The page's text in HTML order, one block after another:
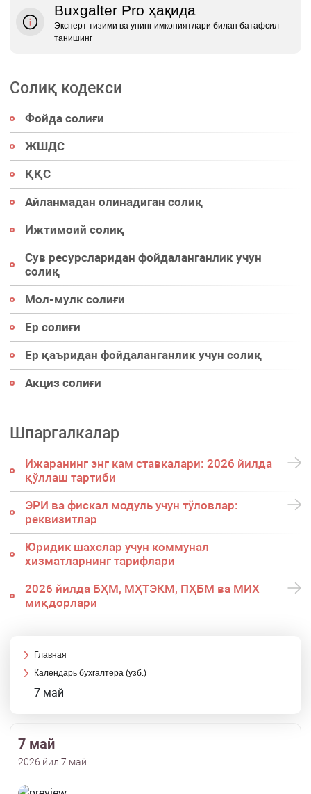
Buxgalter Pro ҳақида
Эксперт тизими ва унинг имкониятлари билан батафсил
танишинг
Солиқ кодекси
Фойда солиғи
ЖШДС
ҚҚС
Айланмадан олинадиган солиқ
Ижтимоий солиқ
Сув ресурсларидан фойдаланганлик учун
солиқ
Мол-мулк солиғи
Ер солиғи
Ер қаъридан фойдаланганлик учун солиқ
Акциз солиғи
Шпаргалкалар
Ижаранинг энг кам ставкалари: 2026 йилда
қўллаш тартиби
ЭРИ ва фискал модуль учун тўловлар:
реквизитлар
Юридик шахслар учун коммунал
хизматларнинг тарифлари
2026 йилда БҲМ, МҲТЭКМ, ПҲБМ ва МИХ
миқдорлари
Главная
Календарь бухгалтера (узб.)
7 май
7 май
2026 йил 7 май